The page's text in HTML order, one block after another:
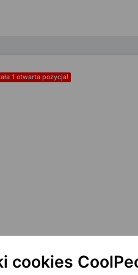
1 otwarta pozycja!
a podporu obchodní sítě.
a průběžné vzdělávání IT personálu.
cookies